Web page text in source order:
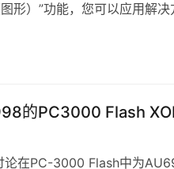
形）”功能，您可以应用解
的PС3000 Flash
论在PC-3000 Flash中为